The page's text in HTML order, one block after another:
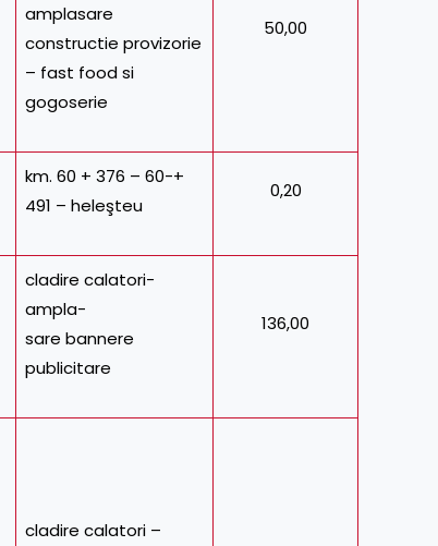
amplasare
constructie provizorie
– fast food si
gogoserie
50,00
km. 60 + 376 – 60-+
491 – heleşteu
0,20
cladire calatori-
ampla-
sare bannere
publicitare
136,00
cladire calatori –